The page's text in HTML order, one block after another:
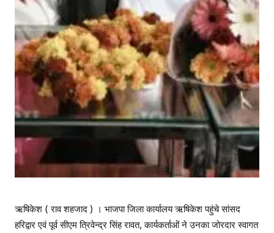
ऋषिकेश ( राव शहजाद ) । भाजपा जिला कार्यालय ऋषिकेश पहुंचे सांसद
हरिद्वार एवं पूर्व सीएम त्रिवेन्द्र सिंह रावत, कार्यकर्ताओं ने उनका जोरदार स्वागत